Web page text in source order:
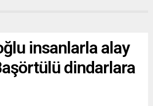
insanlarla alay
dindarlara